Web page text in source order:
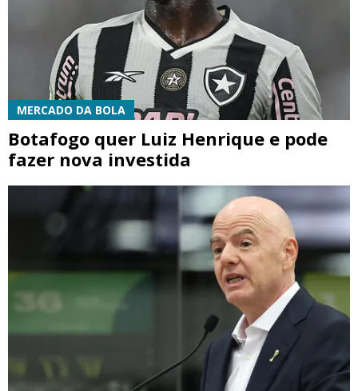
MERCADO DA BOLA
Botafogo quer Luiz Henrique e pode
fazer nova investida